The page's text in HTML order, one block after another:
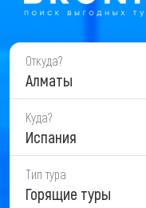
Откуда?
Алматы
Куда?
Испания
Тип тура
Горящие туры